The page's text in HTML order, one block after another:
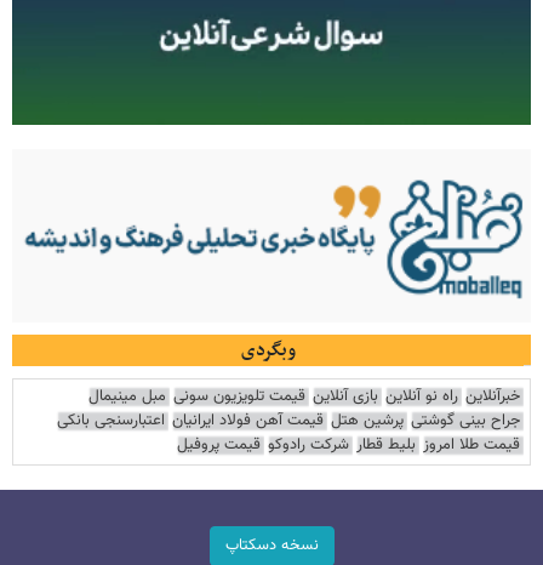
وبگردی
خبرآنلاین راه نو آنلاین بازی آنلاین قیمت تلویزیون سونی مبل مینیمال
جراح بینی گوشتی پرشین هتل قیمت آهن فولاد ایرانیان اعتبارسنجی بانکی
قیمت طلا امروز بلیط قطار شرکت رادوکو قیمت پروفیل
نسخه دسکتاپ